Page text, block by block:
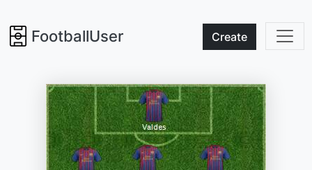
FootballUser Create